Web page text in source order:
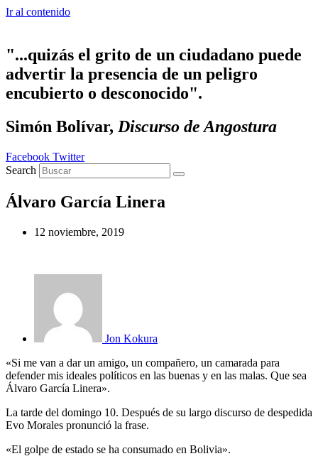
Ir al contenido
"...quizás el grito de un ciudadano puede
advertir la presencia de un peligro
encubierto o desconocido".
Simón Bolívar, Discurso de Angostura
Facebook Twitter
Search
Álvaro García Linera
12 noviembre, 2019
Jon Kokura
«Si me van a dar un amigo, un compañero, un camarada para
defender mis ideales políticos en las buenas y en las malas. Que sea
Álvaro García Linera».
La tarde del domingo 10. Después de su largo discurso de despedida
Evo Morales pronunció la frase.
«El golpe de estado se ha consumado en Bolivia».